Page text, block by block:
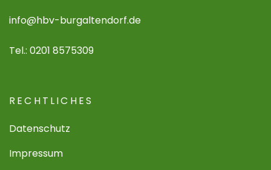
info@hbv-burgaltendorf.de
Tel.: 0201 8575309
RECHTLICHES
Datenschutz
Impressum